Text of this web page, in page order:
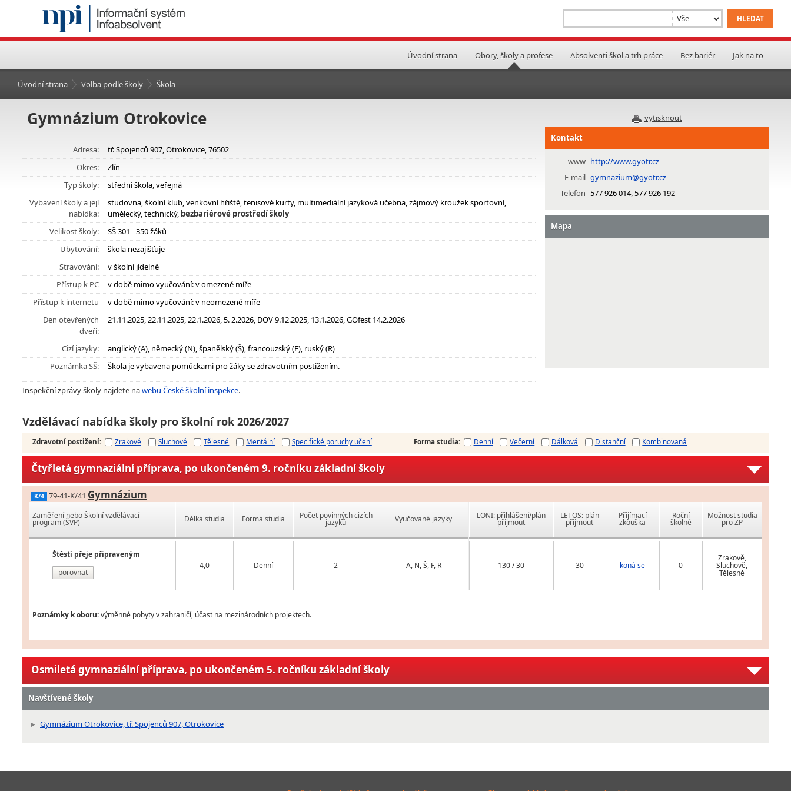
Úvodní strana Obory, školy a profese Absolventi škol a trh práce Bez bariér Jak na to
Úvodní strana Volba podle školy Škola
vytisknout
Gymnázium Otrokovice
Adresa:
tř. Spojenců 907, Otrokovice, 76502
Okres:
Zlín
Typ školy:
střední škola, veřejná
Vybavení školy a její
nabídka:
studovna, školní klub, venkovní hřiště, tenisové kurty, multimediální jazyková učebna, zájmový kroužek sportovní,
umělecký, technický, bezbariérové prostředí školy
Velikost školy:
SŠ 301 - 350 žáků
Ubytování:
škola nezajišťuje
Stravování:
v školní jídelně
Přístup k PC
v době mimo vyučování: v omezené míře
Přístup k internetu
v době mimo vyučování: v neomezené míře
Den otevřených
dveří:
21.11.2025, 22.11.2025, 22.1.2026, 5. 2.2026, DOV 9.12.2025, 13.1.2026, GOfest 14.2.2026
Cizí jazyky:
anglický (A), německý (N), španělský (Š), francouzský (F), ruský (R)
Poznámka SŠ:
Škola je vybavena pomůckami pro žáky se zdravotním postižením.
Inspekční zprávy školy najdete nawebu České školní inspekce.
Kontakt
www http://www.gyotr.cz
E-mail gymnazium@gyotr.cz
Telefon 577 926 014, 577 926 192
Mapa
Vzdělávací nabídka školy pro školní rok 2026/2027
Zdravotní postižení: Zrakové Sluchové Tělesné Mentální Specifické poruchy učení Forma studia: Denní Večerní Dálková Distanční Kombinovaná
Čtyřletá gymnaziální příprava, po ukončeném 9. ročníku základní školy
K/4 79-41-K/41 Gymnázium
Zaměření nebo Školní vzdělávací
program (ŠVP)
Štěstí přeje připraveným
porovnat
Délka studia Forma studia Počet povinných cizích
jazyků Vyučované jazyky
4,0 Denní 2 A, N, Š, F, R
LONI: přihlášení/plán
přijmout
LETOS: plán
přijmout
Přijímací
zkouška
Roční
školné
Možnost studia
pro ZP
130 / 30 30 koná se 0
Zrakově,
Sluchově,
Tělesně
Poznámky k oboru:výměnné pobyty v zahraničí, účast na mezinárodních projektech.
Osmiletá gymnaziální příprava, po ukončeném 5. ročníku základní školy
Navštívené školy
Gymnázium Otrokovice, tř. Spojenců 907, Otrokovice